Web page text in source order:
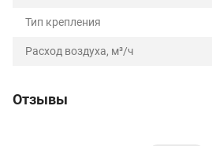
Тип крепления
Расход воздуха, м³/ч
Отзывы